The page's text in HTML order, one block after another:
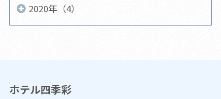
2020年（4）
ホテル四季彩